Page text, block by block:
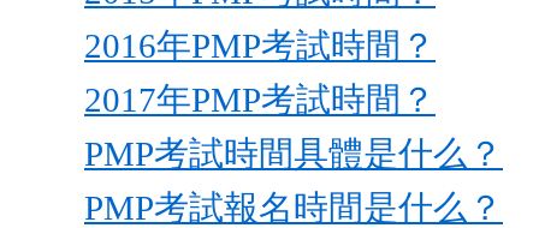
2016年PMP考試時間？
2017年PMP考試時間？
PMP考試時間具體是什么？
PMP考試報名時間是什么？